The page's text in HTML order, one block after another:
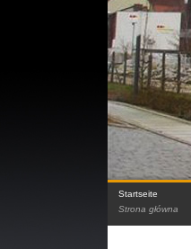
Startseite
Strona główna